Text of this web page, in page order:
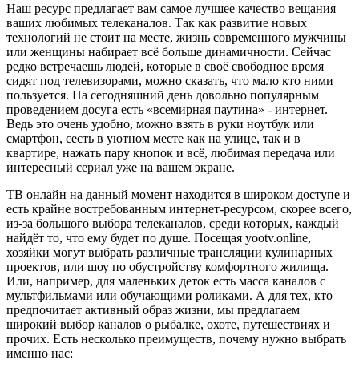
Наш ресурс предлагает вам самое лучшее качество вещания
ваших любимых телеканалов. Так как развитие новых
технологий не стоит на месте, жизнь современного мужчины
или женщины набирает всё больше динамичности. Сейчас
редко встречаешь людей, которые в своё свободное время
сидят под телевизорами, можно сказать, что мало кто ними
пользуется. На сегодняшний день довольно популярным
проведением досуга есть «всемирная паутина» - интернет.
Ведь это очень удобно, можно взять в руки ноутбук или
смартфон, сесть в уютном месте как на улице, так и в
квартире, нажать пару кнопок и всё, любимая передача или
интересный сериал уже на вашем экране.
ТВ онлайн на данный момент находится в широком доступе и
есть крайне востребованным интернет-ресурсом, скорее всего,
из-за большого выбора телеканалов, среди которых, каждый
найдёт то, что ему будет по душе. Посещая yootv.online,
хозяйки могут выбрать различные трансляции кулинарных
проектов, или шоу по обустройству комфортного жилища.
Или, например, для маленьких деток есть масса каналов с
мультфильмами или обучающими роликами. А для тех, кто
предпочитает активный образ жизни, мы предлагаем
широкий выбор каналов о рыбалке, охоте, путешествиях и
прочих. Есть несколько преимуществ, почему нужно выбрать
именно нас: